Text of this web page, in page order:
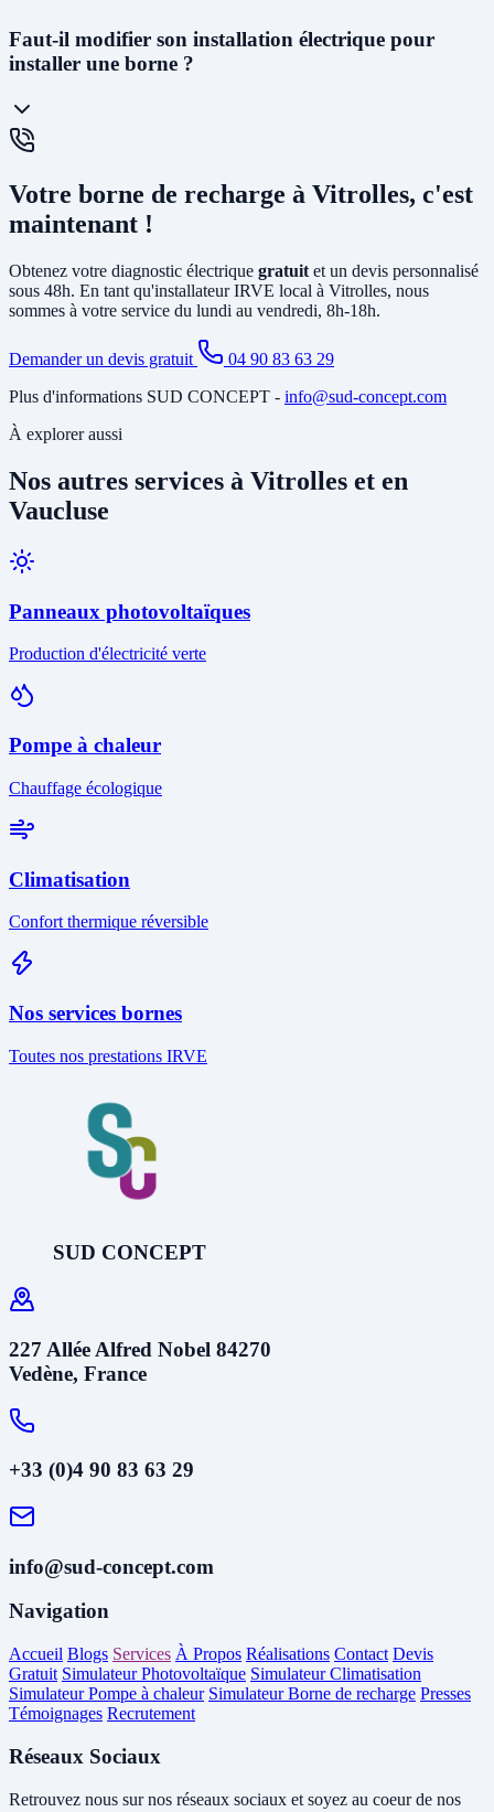
Laprise renforcée (Green'Up)délivre 3,2kW et permet de
recharger un véhicule en 12 à 20h. C'est la solution la plus
économique. La wallbox (7kW à 22kW) est beaucoup plus rapide
smartphone, et obligatoire pour certains types de véhicules. C'est la
solution recommandée pour un usage quotidien.
Faut-il modifier son installation électrique pour
installer une borne ?
Cela dépend de votre installation existante. Dans la plupart des
depuis le tableau électrique et poser un disjoncteur différentiel
spécifique. Si votre abonnement est trop faible, il peut être
nécessaire d'augmenter la puissance souscrite
Votre borne de recharge à Vitrolles, c'est
maintenant !
Obtenez votre diagnostic électrique gratuit et un devis personnalisé
sous 48h. En tant qu'installateur IRVE local à Vitrolles, nous
sommes à votre service du lundi au vendredi, 8h-18h.
Demander un devis gratuit
04 90 83 63 29
Plus d'informations SUD CONCEPT - info@sud-concept.com
À explorer aussi
Nos autres services à Vitrolles et en
Vaucluse
Panneaux photovoltaïques
Production d'électricité verte
Pompe à chaleur
Chauffage écologique
Climatisation
Confort thermique réversible
Nos services bornes
Toutes nos prestations IRVE
SUD CONCEPT
227 Allée Alfred Nobel 84270
Vedène, France
+33 (0)4 90 83 63 29
info@sud-concept.com
Navigation
Accueil Blogs Services À Propos Réalisations Contact Devis
Gratuit Simulateur Photovoltaïque Simulateur Climatisation
Simulateur Pompe à chaleur Simulateur Borne de recharge Presses
Témoignages Recrutement
Réseaux Sociaux
Retrouvez nous sur nos réseaux sociaux et soyez au coeur de nos